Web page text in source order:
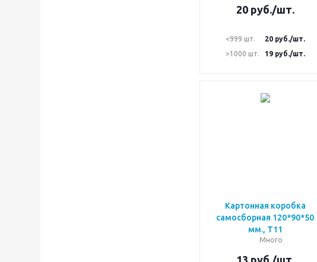
20руб./шт.
<999 шт. 20руб./шт.
>1000 шт.
19руб./шт.
Картонная коробка
самосборная 120*90*50
мм., Т11
Много
13 руб. /шт.